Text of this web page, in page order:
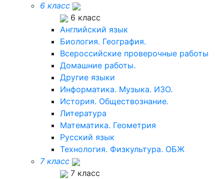
6 класс
6 класс
Английский язык
Биология. География.
Всероссийские проверочные работы
Домашние работы.
Другие языки
Информатика. Музыка. ИЗО.
История. Обществознание.
Литература
Математика. Геометрия
Русский язык
Технология. Физкультура. ОБЖ
7 класс
7 класс